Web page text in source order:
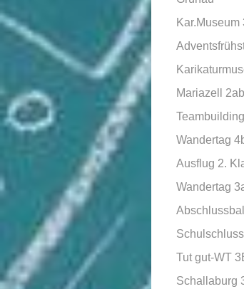
Kar.Museum
Mariazell 2ab
Wandertag
Ausflug 2.
Wandertag
Tut gut-WT
Schallaburg